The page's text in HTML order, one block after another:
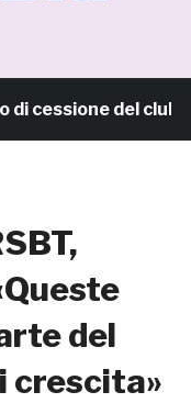
del club. IL
del
crescita»